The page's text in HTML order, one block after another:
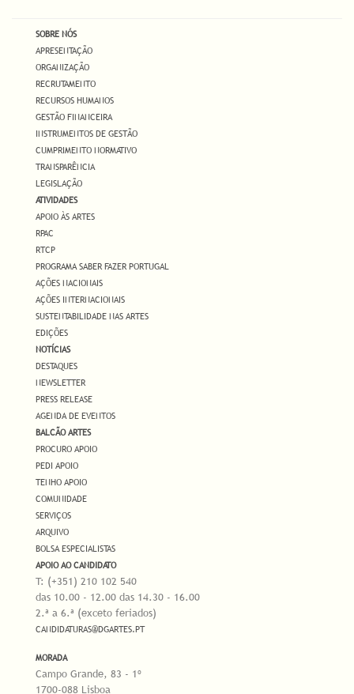
SOBRE NÓS
APRESENTAÇÃO
ORGANIZAÇÃO
RECRUTAMENTO
RECURSOS HUMANOS
GESTÃO FINANCEIRA
INSTRUMENTOS DE GESTÃO
CUMPRIMENTO NORMATIVO
TRANSPARÊNCIA
LEGISLAÇÃO
ATIVIDADES
APOIO ÀS ARTES
RPAC
RTCP
PROGRAMA SABER FAZER PORTUGAL
AÇÕES NACIONAIS
AÇÕES INTERNACIONAIS
SUSTENTABILIDADE NAS ARTES
EDIÇÕES
NOTÍCIAS
DESTAQUES
NEWSLETTER
PRESS RELEASE
AGENDA DE EVENTOS
BALCÃO ARTES
PROCURO APOIO
PEDI APOIO
TENHO APOIO
COMUNIDADE
SERVIÇOS
ARQUIVO
BOLSA ESPECIALISTAS
APOIO AO CANDIDATO
T: (+351) 210 102 540
das 10.00 - 12.00 das 14.30 - 16.00
2.ª a 6.ª (exceto feriados)
CANDIDATURAS@DGARTES.PT
MORADA
Campo Grande, 83 - 1º
1700-088 Lisboa